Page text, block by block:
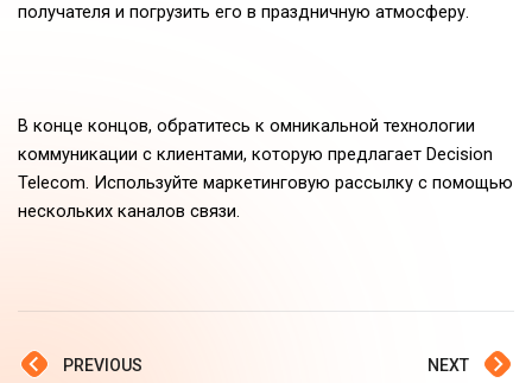
получателя и погрузить его в праздничную атмосферу.
В конце концов, обратитесь к омникальной технологии
коммуникации с клиентами, которую предлагает Decision
Telecom. Используйте маркетинговую рассылку с помощью
нескольких каналов связи.
PREVIOUS NEXT